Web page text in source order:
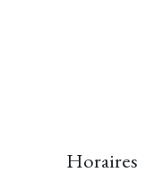
Horaires